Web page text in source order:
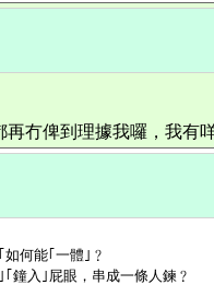
冇俾到理據我囉，我有
何能｢一體｣﹖
鐘入｣屁眼，串成一條人鍊﹖